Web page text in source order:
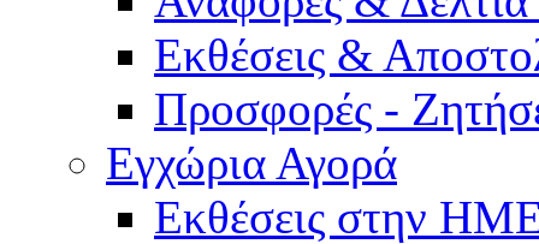
Εκθέσεις &
Προσφορές -
Εγχώρια Αγορά
Εκθέσεις στην